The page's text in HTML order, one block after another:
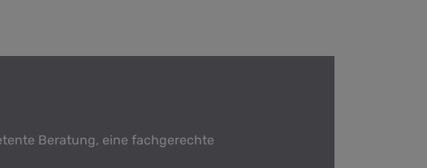
Beratung, eine fachgerechte